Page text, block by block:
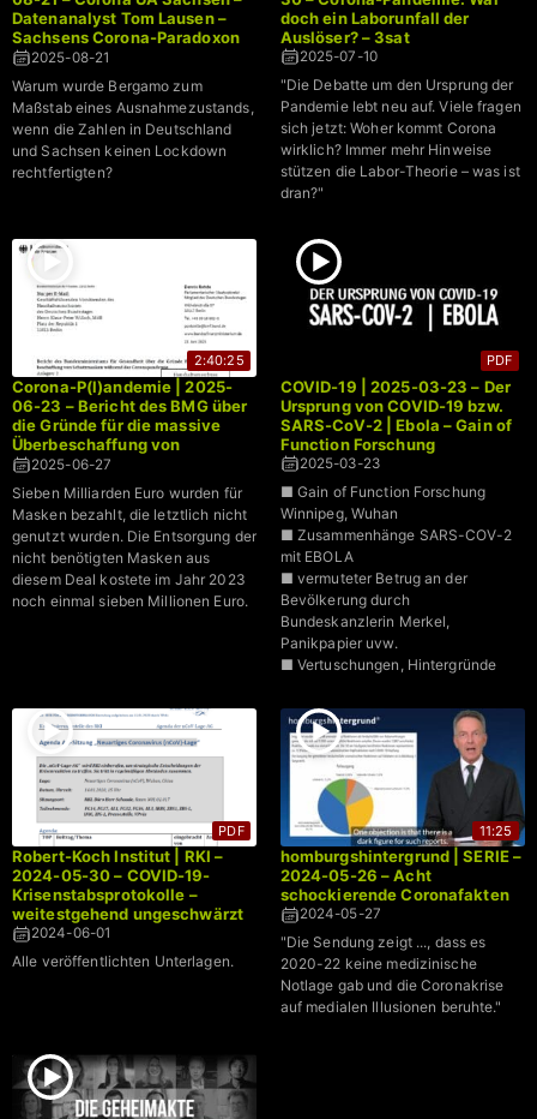
Datenanalyst Tom Lausen –
Sachsens Corona-Paradoxon
→ Weniger geimpft, weniger
2025-08-21
Warum wurde Bergamo zum
Maßstab eines Ausnahmezustands,
wenn die Zahlen in Deutschland
und Sachsen keinen Lockdown
rechtfertigten?
doch ein Laborunfall der
Auslöser? – 3sat
2025-07-10
"Die Debatte um den Ursprung der
Pandemie lebt neu auf. Viele fragen
sich jetzt: Woher kommt Corona
wirklich? Immer mehr Hinweise
stützen die Labor-Theorie – was ist
dran?"
2:40:25
Corona-P(l)andemie | 2025-
06-23 – Bericht des BMG über
die Gründe für die massive
Überbeschaffung von
Schutzmasken während der
2025-06-27
Sieben Milliarden Euro wurden für
Masken bezahlt, die letztlich nicht
genutzt wurden. Die Entsorgung der
nicht benötigten Masken aus
diesem Deal kostete im Jahr 2023
noch einmal sieben Millionen Euro.
PDF
COVID-19 | 2025-03-23 – Der
Ursprung von COVID-19 bzw.
SARS-CoV-2 | Ebola – Gain of
Function Forschung
2025-03-23
■ Gain of Function Forschung
Winnipeg, Wuhan
■ Zusammenhänge SARS-COV-2
mit EBOLA
■ vermuteter Betrug an der
Bevölkerung durch
Bundeskanzlerin Merkel,
Panikpapier uvw.
■ Vertuschungen, Hintergründe
PDF
Robert-Koch Institut | RKI –
2024-05-30 – COVID-19-
Krisenstabsprotokolle –
weitestgehend ungeschwärzt
2024-06-01
Alle veröffentlichten Unterlagen.
11:25
homburgshintergrund | SERIE –
2024-05-26 – Acht
schockierende Coronafakten
2024-05-27
"Die Sendung zeigt ..., dass es
2020-22 keine medizinische
Notlage gab und die Coronakrise
auf medialen Illusionen beruhte."